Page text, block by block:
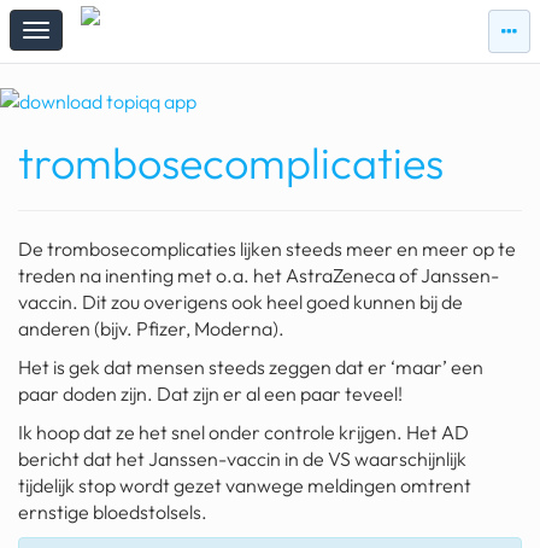
zie
topiqqs
zie
#vandaag
Topiqqs Reacties
ark van noach
pokemon kaarten
fomo
deepseek
groenland
trombosecomplicaties
De trombosecomplicaties lijken steeds meer en meer op te
treden na inenting met o.a. het AstraZeneca of Janssen-
vaccin. Dit zou overigens ook heel goed kunnen bij de
anderen (bijv. Pfizer, Moderna).
Het is gek dat mensen steeds zeggen dat er ‘maar’ een
paar doden zijn. Dat zijn er al een paar teveel!
Ik hoop dat ze het snel onder controle krijgen. Het AD
bericht dat het Janssen-vaccin in de VS waarschijnlijk
tijdelijk stop wordt gezet vanwege meldingen omtrent
ernstige bloedstolsels.